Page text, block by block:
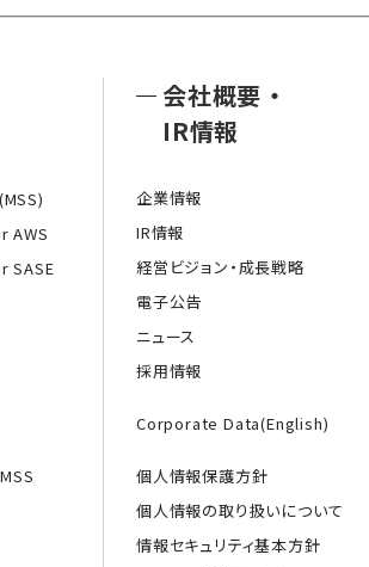
AWS
SASE
会社概要 ・
IR情報
企業情報
IR情報
経営ビジョン・成長戦略
電子公告
ニュース
採用情報
Corporate Data(English)
個人情報保護方針
個人情報の取り扱いについて
情報セキュリティ基本方針